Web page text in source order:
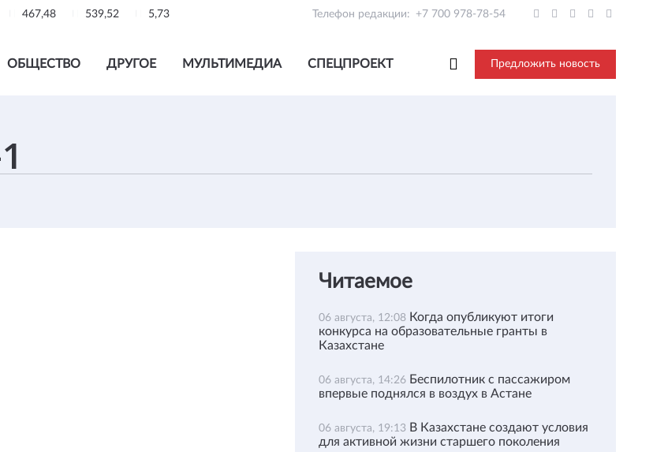
467,48 539,52 5,73 Телефон редакции: +7 700 978-78-54
ОБЩЕСТВО ДРУГОЕ МУЛЬТИМЕДИА СПЕЦПРОЕКТ Предложить новость
Читаемое
06 августа, 12:08 Когда опубликуют итоги
конкурса на образовательные гранты в
Казахстане
06 августа, 14:26 Беспилотник с пассажиром
впервые поднялся в воздух в Астане
06 августа, 19:13 В Казахстане создают условия
для активной жизни старшего поколения